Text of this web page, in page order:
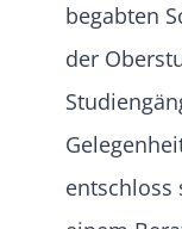
begabten
der
entschloss